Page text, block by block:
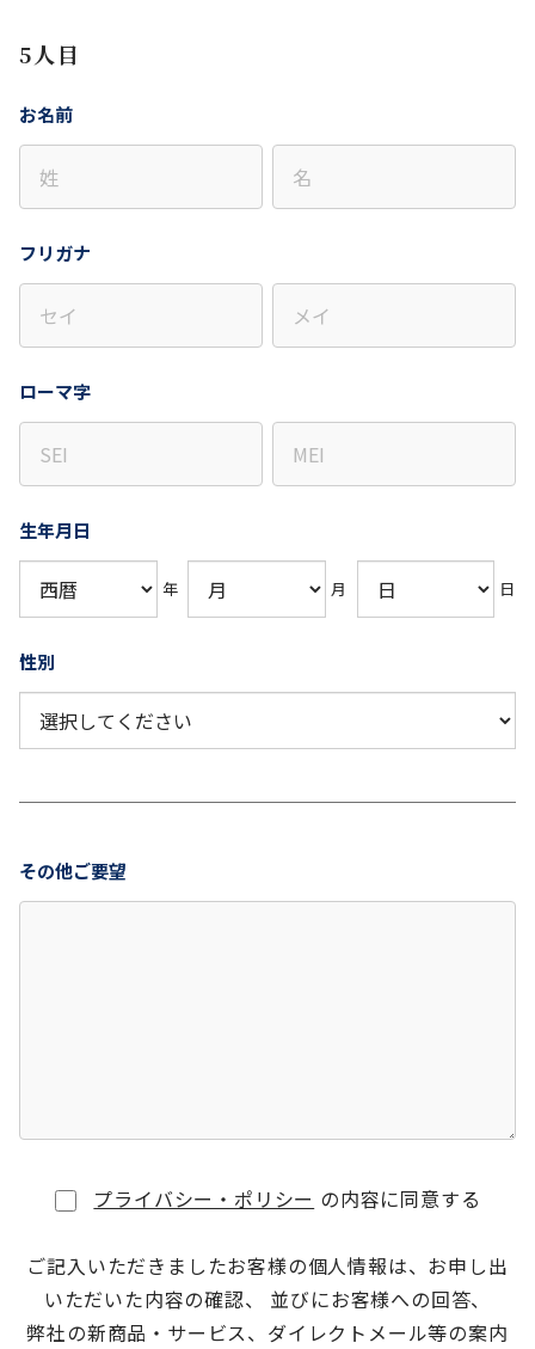
5人目
お名前
フリガナ
ローマ字
生年月日
年 月 日
性別
その他ご要望
プライバシー・ポリシー の内容に同意する
ご記入いただきましたお客様の個人情報は、お申し出
いただいた内容の確認、 並びにお客様への回答、
弊社の新商品・サービス、ダイレクトメール等の案内